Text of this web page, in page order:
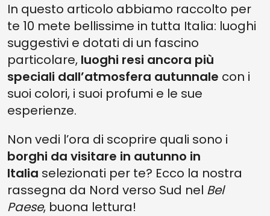
In questo articolo abbiamo raccolto per
te 10 mete bellissime in tutta Italia: luoghi
suggestivi e dotati di un fascino
particolare, luoghi resi ancora più
speciali dall’atmosfera autunnale con i
suoi colori, i suoi profumi e le sue
esperienze.
Non vedi l’ora di scoprire quali sono i
borghi da visitare in autunno in
Italia selezionati per te? Ecco la nostra
rassegna da Nord verso Sud nel Bel
Paese, buona lettura!